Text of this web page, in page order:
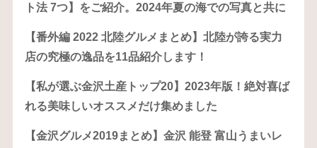
ト法 7つ】をご紹介。2024年夏の海での写真と共に
【番外編 2022 北陸グルメまとめ】北陸が誇る実力
店の究極の逸品を11品紹介します！
【私が選ぶ金沢土産トップ20】2023年版！絶対喜ば
れる美味しいオススメだけ集めました
【金沢グルメ2019まとめ】金沢 能登 富山うまいレ